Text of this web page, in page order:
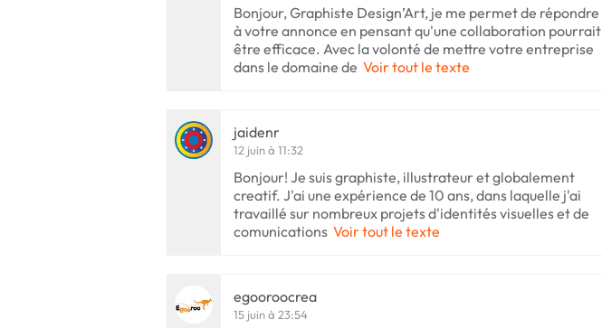
Bonjour, Graphiste Design’Art, je me permet de répondre
à votre annonce en pensant qu'une collaboration pourrait
être efficace. Avec la volonté de mettre votre entreprise
dans le domaine de Voir tout le texte
jaidenr
12 juin à 11:32
Bonjour! Je suis graphiste, illustrateur et globalement
creatif. J'ai une expérience de 10 ans, dans laquelle j'ai
travaillé sur nombreux projets d'identités visuelles et de
comunications Voir tout le texte
egooroocrea
15 juin à 23:54